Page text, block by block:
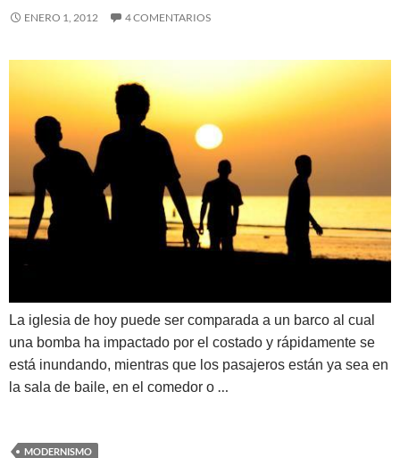
ENERO 1, 2012 4 COMENTARIOS
La iglesia de hoy puede ser comparada a un barco al cual
una bomba ha impactado por el costado y rápidamente se
está inundando, mientras que los pasajeros están ya sea en
la sala de baile, en el comedor o …
MODERNISMO